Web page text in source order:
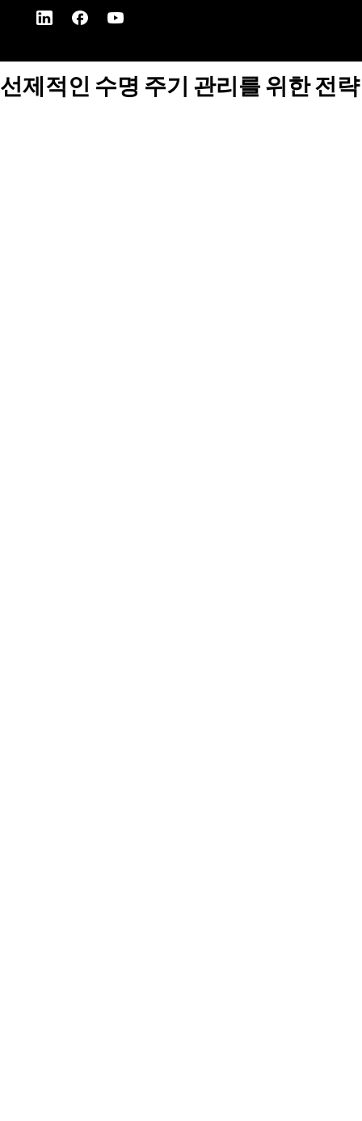
선제적인 수명 주기 관리를 위한 전략